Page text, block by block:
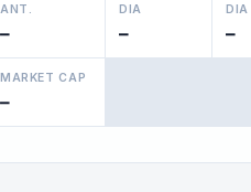
ANT.
—
DIA
—
DIA
—
MARKET CAP
—